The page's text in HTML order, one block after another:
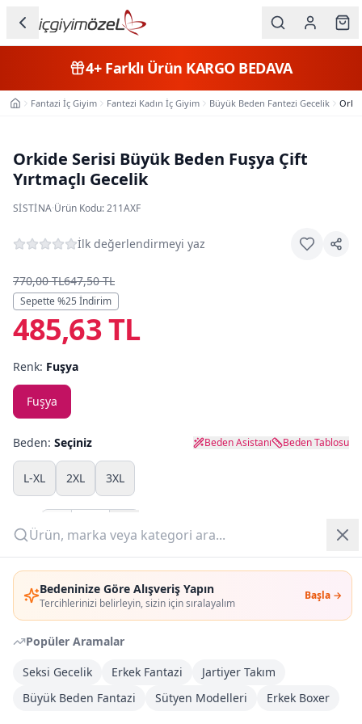
Bedeninize Göre Alışveriş Yapın
Tercihlerinizi belirleyin, sizin için sıralayalım
Başla →
Popüler Aramalar
Seksi Gecelik
Erkek Fantazi
Jartiyer Takım
Büyük Beden Fantazi
Sütyen Modelleri Erkek Boxer
Kategorileri
Erkek
Çocuk
Beden
Markalar
Plaj & Mayo
Yazlık Pijama
Yeni Gelenler
Giriş Yap
Üye Ol
4+Farklı Ürün KARGO BEDAVA
Ana SayfaFantazi İç Giyim Fantezi Kadın İç Giyim Büyük Beden Fantezi Gecelik
Orkide Serisi Büyük Beden Fuşya Çift
Yırtmaçlı Gecelik
SISTINA·Ürün Kodu:211AXF
İlk değerlendirmeyi yaz
770,00 TL647,50 TL
Sepette %25 İndirim
485,63 TL
Renk: Fuşya
Fuşya
Beden: Seçiniz Beden Asistanı Beden Tablosu
L-XL 2XL 3XL
Adet:
Sepete Ekle
Şimdi Al
DHL Kargoya Teslim